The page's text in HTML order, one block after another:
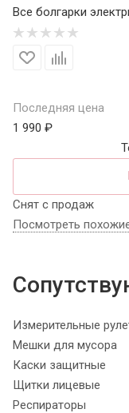
Все болгарки
Последняя цена
1 990 ₽
Снят с продаж
Посмотреть
Измерительные
Мешки для мусора
Каски защитные
Щитки лицевые
Респираторы